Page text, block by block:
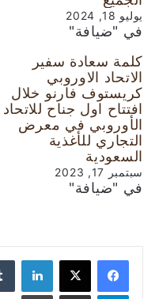
يوليو 18, 2024
في "ضيافة"
كلمة سعادة سفير
الاتحاد الاوروبي
كريستوف فارنو خلال
افتتاح اول جناح للاتحاد
الأوروبي في معرض
التجاري للأغذية
السعودية
سبتمبر 17, 2023
في "ضيافة"
لينكدإن